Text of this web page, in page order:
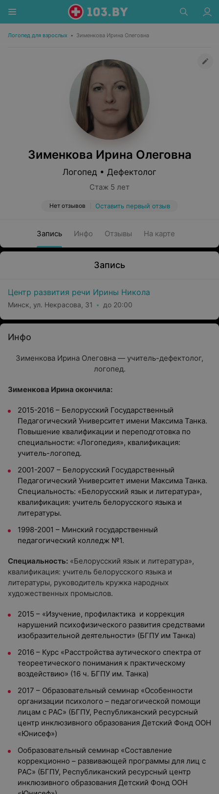
Логопед для взрослых • Зименкова Ирина Олеговна
Зименкова Ирина Олеговна
Логопед • Дефектолог
Стаж 5 лет
Нет отзывов Оставить первый отзыв
Запись Инфо Отзывы На карте
Запись
Центр развития речи Ирины Никола
Минск, ул. Некрасова, 31 до 20:00
Инфо
Зименкова Ирина Олеговна — учитель-дефектолог,
логопед.
Зименкова Ирина окончила:
2015-2016 – Белорусский Государственный
Педагогический Университет имени Максима Танка.
Повышение квалификации и переподготовка по
специальности: «Логопедия», квалификация:
учитель-логопед.
2001-2007 – Белорусский Государственный
Педагогический Университет имени Максима Танка.
Специальность: «Белорусский язык и литература»,
квалификация: учитель белорусского языка и
литературы.
1998-2001 – Минский государственный
педагогический колледж №1.
Специальность: «Белорусский язык и литература»,
квалификация: учитель белорусского языка и
литературы, руководитель кружка народных
художественных промыслов.
2015 – «Изучение, профилактика и коррекция
нарушений психофизического развития средствами
изобразительной деятельности» (БГПУ им Танка)
2016 – Курс «Расстройства аутического спектра от
теореетического понимания к практическому
воздействию» (16 ч. БГПУ им. Танка)
2017 – Образовательный семинар «Особенности
организации психолого – педагогической помощи
лицам с РАС» (БГПУ, Республиканский ресурсный
центр инклюзивного образования Детский Фонд ООН
«Юнисеф»)
Ообразовательный семинар «Составление
коррекционно – развивающей программы для лиц с
РАС» (БГПУ, Республиканский ресурсный центр
инклюзивного образования Детский Фонд ООН